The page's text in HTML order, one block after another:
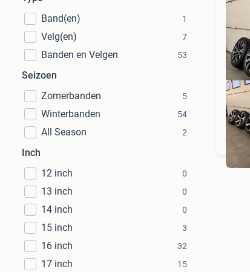
Band(en)
1
Velg(en) 7
Banden en Velgen 53
Seizoen
Zomerbanden
5
Winterbanden 54
All Season 2
Inch
12 inch
0
13 inch 0
14 inch 0
15 inch 3
16 inch 32
17 inch 15